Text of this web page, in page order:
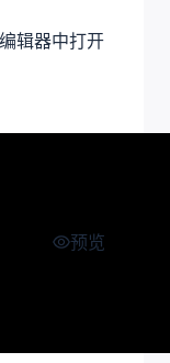
辑器中打开
预览